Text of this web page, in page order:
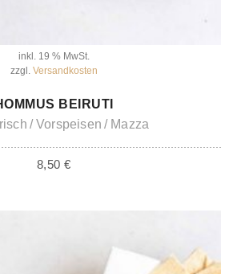
inkl. 19 % MwSt.
zzgl. Versandkosten
DEN WARENKORB
BEIRUTI
Vorspeisen Mazza
8,50 €